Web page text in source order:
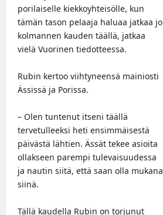
porilaiselle kiekkoyhteisölle, kun
tämän tason pelaaja haluaa jatkaa jo
kolmannen kauden täällä, jatkaa
vielä Vuorinen tiedotteessa.
Rubin kertoo viihtyneensä mainiosti
Ässissä ja Porissa.
– Olen tuntenut itseni täällä
tervetulleeksi heti ensimmäisestä
päivästä lähtien. Ässät tekee asioita
ollakseen parempi tulevaisuudessa
ja nautin siitä, että saan olla mukana
siinä.
Tällä kaudella Rubin on torjunut